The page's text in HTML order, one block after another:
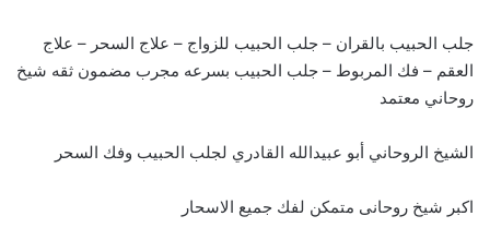
جلب الحبيب بالقران – جلب الحبيب للزواج – علاج السحر – علاج
العقم – فك المربوط – جلب الحبيب بسرعه مجرب مضمون ثقه شيخ
روحاني معتمد
الشيخ الروحاني أبو عبيدالله القادري لجلب الحبيب وفك السحر
اكبر شيخ روحانى متمكن لفك جميع الاسحار